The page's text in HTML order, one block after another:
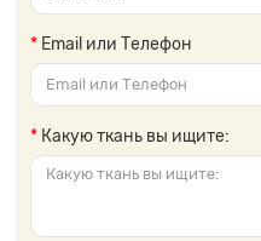
Email или Телефон
Какую ткань вы ищите: